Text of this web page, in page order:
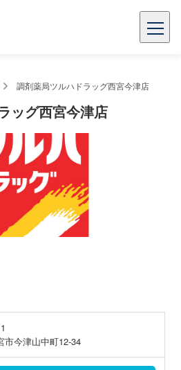
調剤薬局ツルハドラッグ西宮今津店
ッグ西宮今津店
市今津山中町12-34